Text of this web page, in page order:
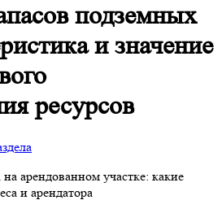
подземных
и значение
ресурсов
арендованном участке: какие
и арендатора